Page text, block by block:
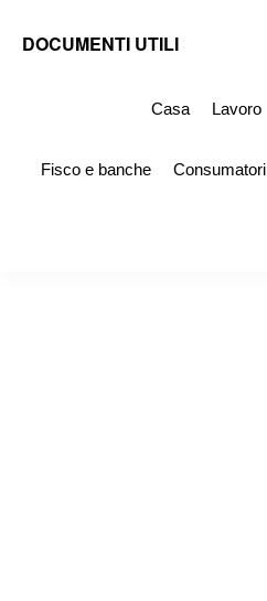
DOCUMENTI UTILI
Simile
Casa Lavoro
Fisco e banche Consumatori